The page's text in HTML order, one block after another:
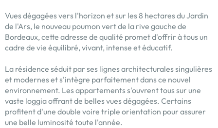
Vues dégagées vers l'horizon et sur les 8 hectares du Jardin
de l'Ars, le nouveau poumon vert de la rive gauche de
Bordeaux, cette adresse de qualité promet d'offrir à tous un
cadre de vie équilibré, vivant, intense et éducatif.
La résidence séduit par ses lignes architecturales singulières
et modernes et s'intègre parfaitement dans ce nouvel
environnement. Les appartements s'ouvrent tous sur une
vaste loggia offrant de belles vues dégagées. Certains
profitent d'une double voire triple orientation pour assurer
une belle luminosité toute l'année.